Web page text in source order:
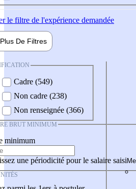
le filtre de l'expérience demandée
Plus De Filtres
Cadre (549)
Non cadre (238)
Non renseignée (366)
BRUT MINIMUM
minimum
une périodicité pour le salaire saisi